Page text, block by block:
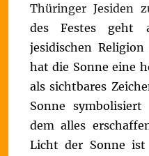
Thüringer Jesiden
des Festes geht
jesidischen
hat die Sonne eine
als sichtbares
Sonne
dem alles
Licht der Sonne